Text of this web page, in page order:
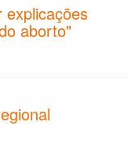
explicações
aborto"